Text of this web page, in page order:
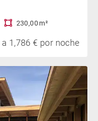
230,00 m²
a 1,786 € por noche